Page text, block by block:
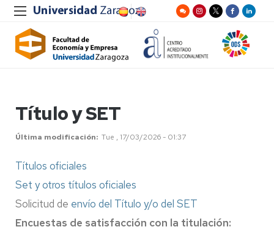
Título y SET
Última modificación Tue , 17/03/2026 - 01:37
Títulos oficiales
Set y otros títulos oficiales
Solicitud de envío del Título y/o del SET
Encuestas de satisfacción con la titulación: